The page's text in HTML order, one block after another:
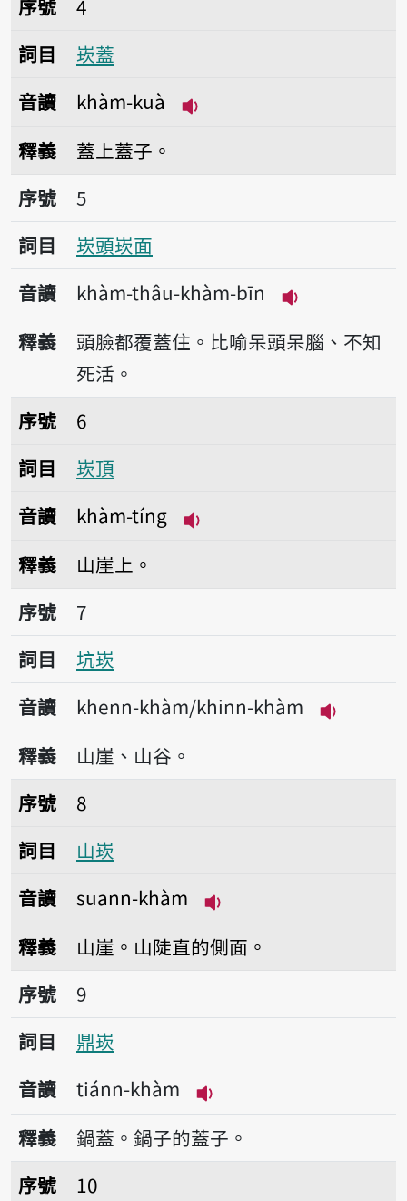
序號
4
詞目
崁蓋
音讀
khàm-kuà
釋義
蓋上蓋子。
序號5崁頭崁面
序號
5
詞目
崁頭崁面
音讀
khàm-thâu-khàm-bīn
播放音讀
釋義
頭臉都覆蓋住。比喻呆頭呆腦、不知
死活。
序號6崁頂
序號
6
詞目
崁頂
音讀
khàm-tíng
釋義
山崖上。
序號7坑崁
序號
7
詞目
坑崁
音讀
khenn-khàm/khinn-khàm
播放音
釋義
山崖、山谷。
序號8山崁
序號
8
詞目
山崁
音讀
suann-khàm
釋義
山崖。山陡直的側面。
序號9鼎崁
序號
9
詞目
鼎崁
音讀
tiánn-khàm
播放音讀tiánn-khàm
釋義
鍋蓋。鍋子的蓋子。
序號10桌崁
序號 10